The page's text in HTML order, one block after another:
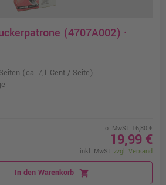
(4707A002) ·
(ca. 7,1 Cent / Seite)
o. MwSt. 16,80 €
19,99 €
inkl. MwSt. zzgl. Versand
In den Warenkorb shopping_cart